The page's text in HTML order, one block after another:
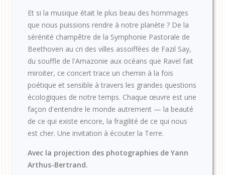
Et si la musique était le plus beau des hommages
que nous puissions rendre à notre planète ? De la
sérénité champêtre de la Symphonie Pastorale de
Beethoven au cri des villes assoiffées de Fazıl Say,
du souffle de l'Amazonie aux océans que Ravel fait
miroiter, ce concert trace un chemin à la fois
poétique et sensible à travers les grandes questions
écologiques de notre temps. Chaque œuvre est une
façon d'entendre le monde autrement — la beauté
de ce qui existe encore, la fragilité de ce qui nous
est cher. Une invitation à écouter la Terre.
Avec la projection des photographies de Yann
Arthus-Bertrand.